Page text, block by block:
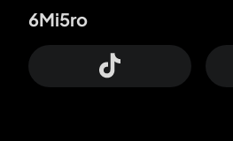
6Mi5ro